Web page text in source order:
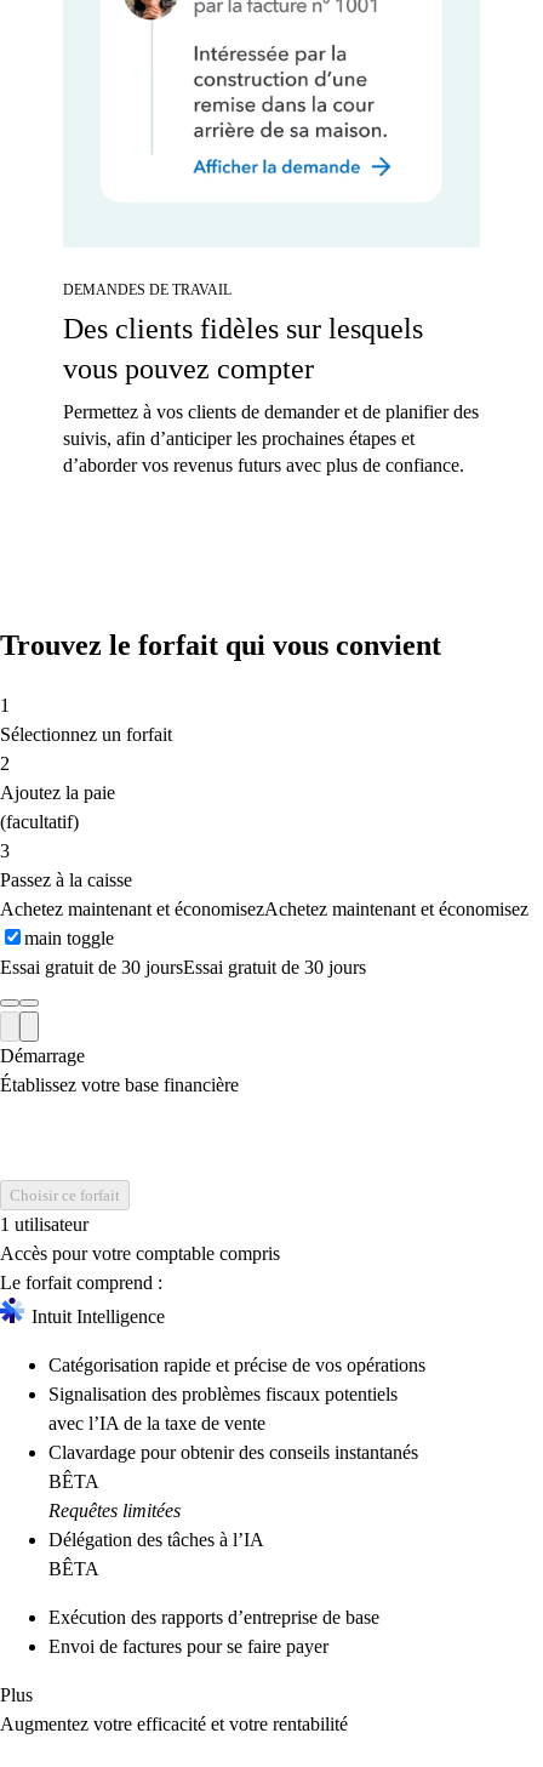
DEMANDES DE TRAVAIL
Des clients fidèles sur lesquels
vous pouvez compter
Permettez à vos clients de demander et de planifier des
suivis, afin d’anticiper les prochaines étapes et
d’aborder vos revenus futurs avec plus de confiance.
Trouvez le forfait qui vous convient
1
Sélectionnez un forfait
2
Ajoutez la paie
(facultatif)
3
Passez à la caisse
Achetez maintenant et économisezAchetez maintenant et économisez
main toggle
Essai gratuit de 30 joursEssai gratuit de 30 jours
Démarrage
Établissez votre base financière
Choisir ce forfait
1 utilisateur
Accès pour votre comptable compris
Le forfait comprend :
Intuit Intelligence
Catégorisation rapide et précise de vos opérations
Signalisation des problèmes fiscaux potentiels
avec l’IA de la taxe de vente
Clavardage pour obtenir des conseils instantanés
BÊTA
Requêtes limitées
Délégation des tâches à l’IA
BÊTA
Exécution des rapports d’entreprise de base
Envoi de factures pour se faire payer
Plus
Augmentez votre efficacité et votre rentabilité